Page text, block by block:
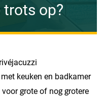
trots op?
keuken en badkamer
grote of nog grotere